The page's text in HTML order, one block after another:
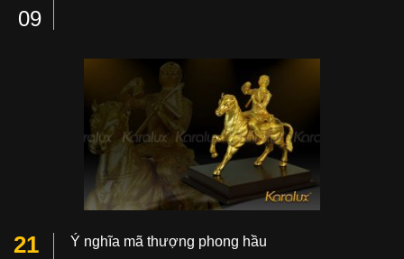
09
21 Ý nghĩa mã thượng phong hầu